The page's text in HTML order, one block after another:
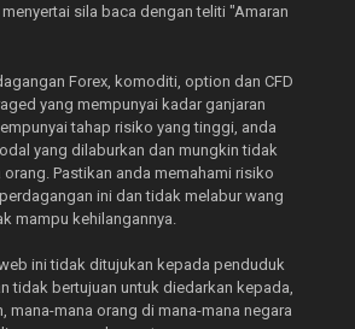
sila baca dengan teliti "Amaran
Forex, komoditi, option dan CFD
yang mempunyai kadar ganjaran
tahap risiko yang tinggi, anda
yang dilaburkan dan mungkin tidak
Pastikan anda memahami risiko
ini dan tidak melabur wang
mampu kehilangannya.
ini tidak ditujukan kepada penduduk
tidak bertujuan untuk diedarkan kepada,
mana-mana orang di mana-mana negara